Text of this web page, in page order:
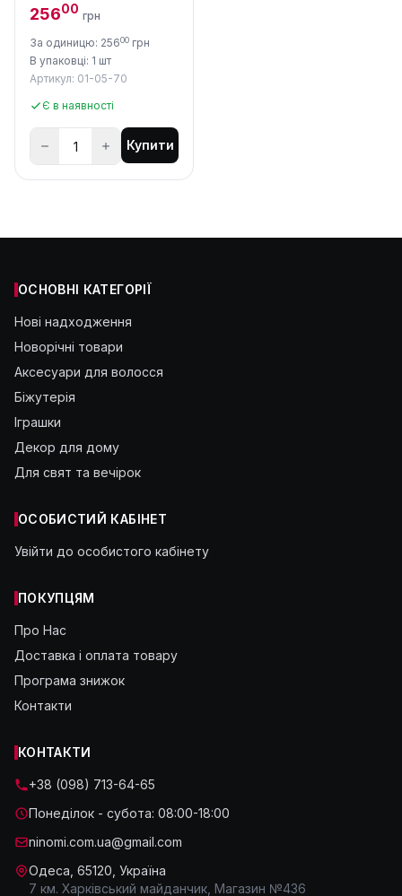
25600 грн
За одиницю: 25600 грн
В упаковці: 1 шт
Артикул: 01-05-70
Є в наявності
Купити
ОСНОВНІ КАТЕГОРІЇ
Нові надходження
Новорічні товари
Аксесуари для волосся
Біжутерія
Іграшки
Декор для дому
Для свят та вечірок
ОСОБИСТИЙ КАБІНЕТ
Увійти до особистого кабінету
ПОКУПЦЯМ
Про Нас
Доставка і оплата товару
Програма знижок
Контакти
КОНТАКТИ
+38 (098) 713-64-65
Понеділок - субота: 08:00-18:00
ninomi.com.ua@gmail.com
Одеса, 65120, Україна
7 км. Харківський майданчик, Магазин №436